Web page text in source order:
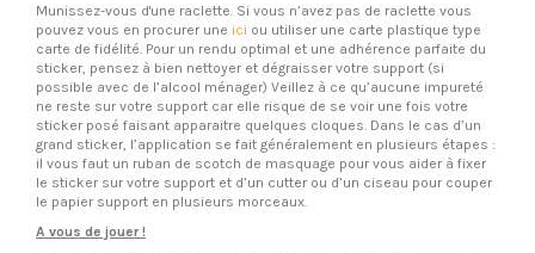
Munissez-vous d'une raclette. Si vous n’avez pas de raclette vous
pouvez vous en procurer une ici ou utiliser une carte plastique type
carte de fidélité. Pour un rendu optimal et une adhérence parfaite du
sticker, pensez à bien nettoyer et dégraisser votre support (si
possible avec de l’alcool ménager) Veillez à ce qu’aucune impureté
ne reste sur votre support car elle risque de se voir une fois votre
sticker posé faisant apparaitre quelques cloques. Dans le cas d’un
grand sticker, l’application se fait généralement en plusieurs étapes :
il vous faut un ruban de scotch de masquage pour vous aider à fixer
le sticker sur votre support et d’un cutter ou d’un ciseau pour couper
le papier support en plusieurs morceaux.
A vous de jouer !